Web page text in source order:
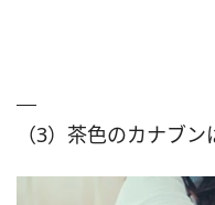
（3）茶色のカナブ